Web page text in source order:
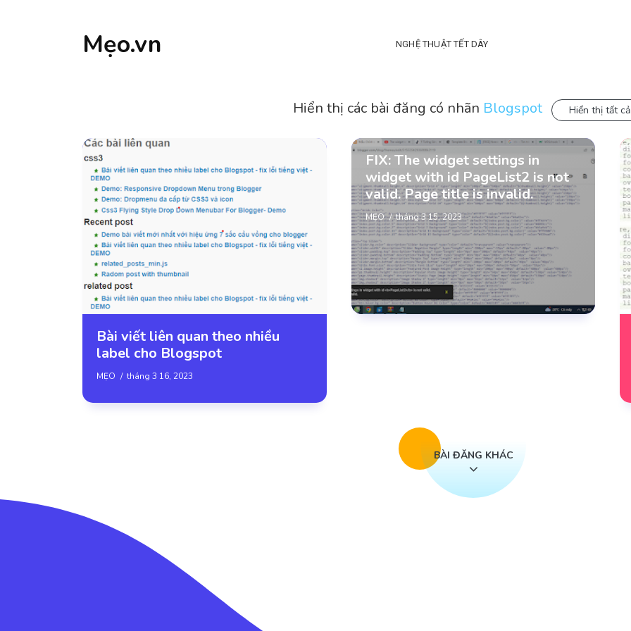
Mẹo.vn NGHỆ THUẬT TẾT DÂY
Hiển thị các bài đăng có nhãn Blogspot Hiển thị tất cả
Bài viết liên quan theo nhiều
label cho Blogspot
MẸO tháng 3 16, 2023
FIX: The widget settings in
widget with id PageList2is not
valid. Page title is invalid.
MẸO tháng 3 15, 2023
BÀI ĐĂNG KHÁC